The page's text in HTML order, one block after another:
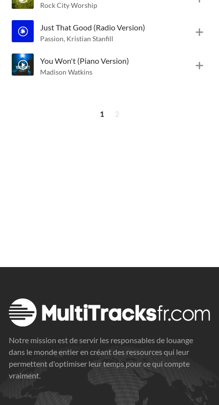
Rock City Worship
Just That Good (Radio Version)
Passion, Kristian Stanfill
You Won't (Piano Version)
Madison Watkins
1 2
Notre mission est de servir les responsables de louange
dans le monde entier en créant des ressources qui leur
permettent d'optimiser leur temps pour ce qui compte
vraiment.